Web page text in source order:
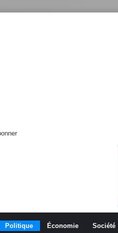
Politique Économie Société